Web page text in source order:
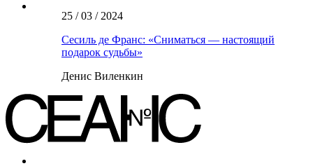
25 / 03 / 2024
Сесиль де Франс: «Сниматься — настоящий
подарок судьбы»
Денис Виленкин